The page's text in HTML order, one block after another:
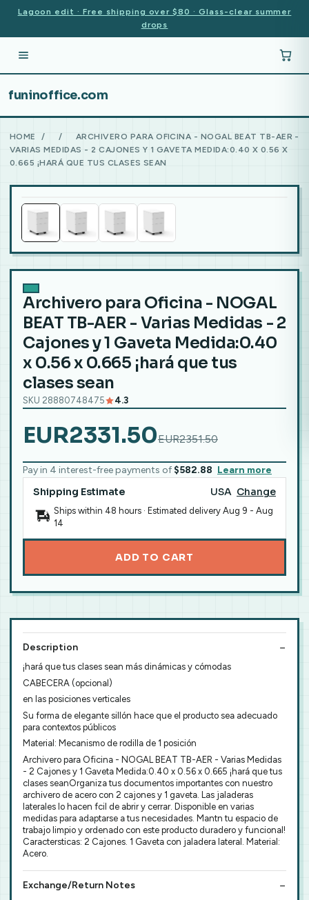
Lagoon edit · Free shipping over $80 · Glass-clear summer
drops
funinoffice.com
HOME / /
ARCHIVERO PARA OFICINA - NOGAL BEAT TB-AER -
VARIAS MEDIDAS - 2 CAJONES Y 1 GAVETA MEDIDA:0.40 X 0.56 X
0.665 ¡HARÁ QUE TUS CLASES SEAN
Archivero para Oficina - NOGAL
BEAT TB-AER - Varias Medidas - 2
Cajones y 1 Gaveta Medida:0.40
x 0.56 x 0.665 ¡hará que tus
clases sean
SKU 28880748475 4.3
EUR2331.50EUR2351.50
Pay in 4 interest-free payments of $582.88 Learn more
Shipping Estimate USA Change
Ships within 48 hours · Estimated delivery Aug 9 - Aug
14
ADD TO CART
Description
¡hará que tus clases sean más dinámicas y cómodas
CABECERA (opcional)
en las posiciones verticales
Su forma de elegante sillón hace que el producto sea adecuado
para contextos públicos
Material: Mecanismo de rodilla de 1 posición
Archivero para Oficina - NOGAL BEAT TB-AER - Varias Medidas
- 2 Cajones y 1 Gaveta Medida:0.40 x 0.56 x 0.665 ¡hará que tus
clases seanOrganiza tus documentos importantes con nuestro
archivero de acero con 2 cajones y 1 gaveta. Las jaladeras
laterales lo hacen fcil de abrir y cerrar. Disponible en varias
medidas para adaptarse a tus necesidades. Mantn tu espacio de
trabajo limpio y ordenado con este producto duradero y funcional!
Caractersticas: 2 Cajones. 1 Gaveta con jaladera lateral. Material:
Acero.
Exchange/Return Notes